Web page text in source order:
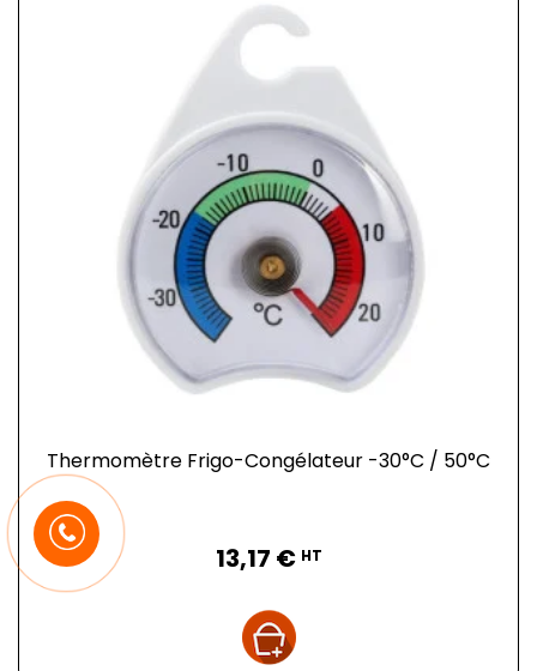
Thermomètre Frigo-Congélateur -30°C / 50°C
13,17 € HT